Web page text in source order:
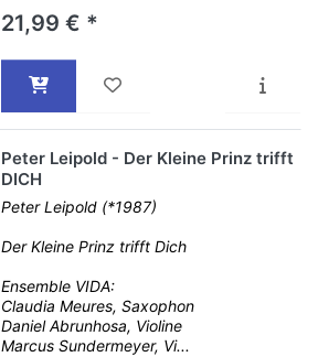
21,99 € *
Peter Leipold - Der Kleine Prinz trifft
DICH
Peter Leipold (*1987)
Der Kleine Prinz trifft Dich
Ensemble VIDA:
Claudia Meures, Saxophon
Daniel Abrunhosa, Violine
Marcus Sundermeyer, Vi...